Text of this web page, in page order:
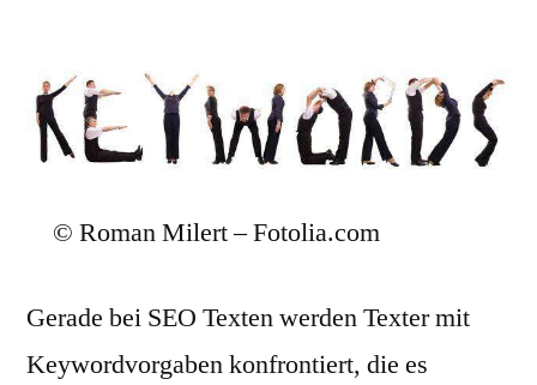
© Roman Milert – Fotolia.com
Gerade bei SEO Texten werden Texter mit
Keywordvorgaben konfrontiert, die es